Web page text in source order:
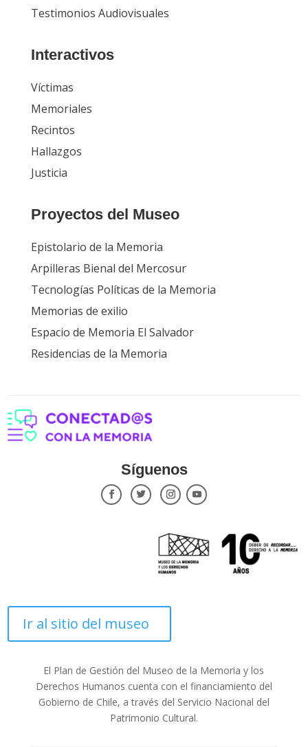
Testimonios Audiovisuales
Interactivos
Víctimas
Memoriales
Recintos
Hallazgos
Justicia
Proyectos del Museo
Epistolario de la Memoria
Arpilleras Bienal del Mercosur
Tecnologías Políticas de la Memoria
Memorias de exilio
Espacio de Memoria El Salvador
Residencias de la Memoria
Síguenos
Ir al sitio del museo
El Plan de Gestión del Museo de la Memoria y los
Derechos Humanos cuenta con el financiamiento del
Gobierno de Chile, a través del Servicio Nacional del
Patrimonio Cultural.